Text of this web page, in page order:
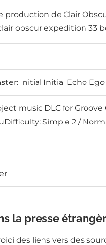
Initial Initial Echo Ego
music DLC for
Simple 2 /
la presse
des liens vers des